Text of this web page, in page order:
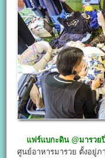
แฟร์แบกะดิน @มารวย
ศูนย์อาหารมารวย ตั้งอยู่ภ